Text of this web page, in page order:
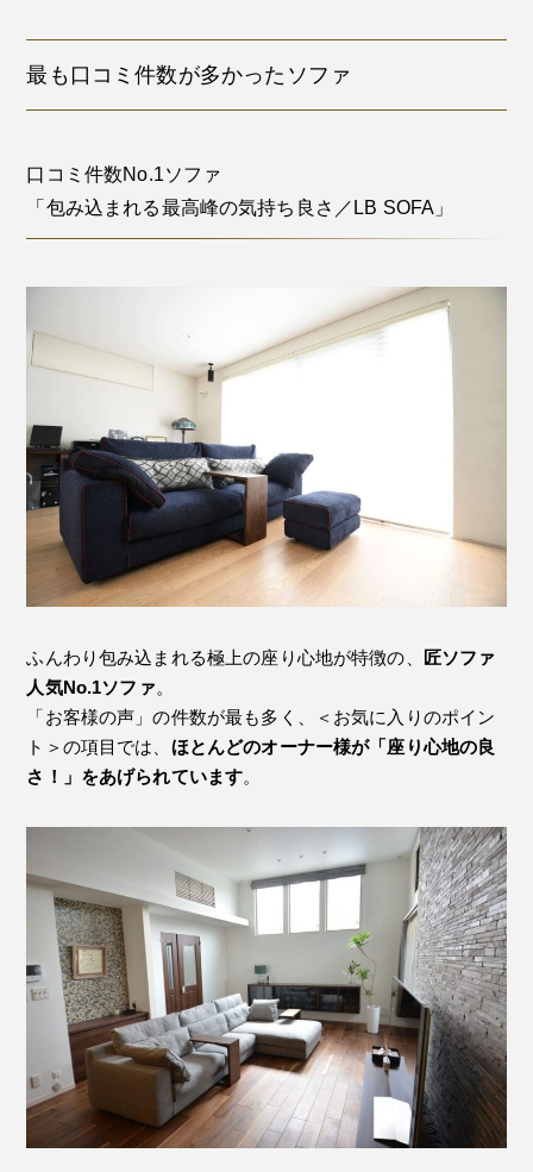
最も口コミ件数が多かったソファ
口コミ件数No.1ソファ
「包み込まれる最高峰の気持ち良さ／LB SOFA」
ふんわり包み込まれる極上の座り心地が特徴の、
匠ソファ
人気No.1ソファ。
「お客様の声」の件数が最も多く、＜お気に入りのポイン
ト＞の項目では、 ほとんどのオーナー様が「座り心地の良
さ！」をあげられています。